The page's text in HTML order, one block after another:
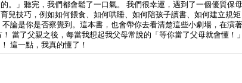
」聽完，我們都會鬆了一口氣。 我們很幸運，遇到了一個優質保
技巧，例如如何餵食、如何哄睡、如何陪孩子讀書、如何建立規
論是你是否察覺到。這本書，也會帶你去看清楚這些小劇場，在演
當了父親之後，每當我想起我父母常說的「等你當了父母就會懂！
這一點，我真的懂了！